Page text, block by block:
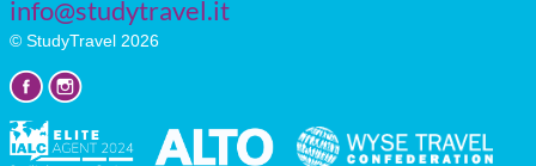
info@studytravel.it
© StudyTravel 2026